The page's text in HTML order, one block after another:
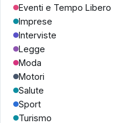
Eventi e Tempo Libero
Imprese
Interviste
Legge
Moda
Motori
Salute
Sport
Turismo